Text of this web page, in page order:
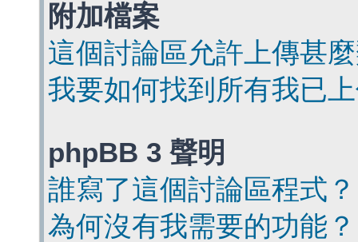
附加檔案
這個討論區允許上傳甚
我要如何找到所有我已
phpBB 3 聲明
誰寫了這個討論區程式？
為何沒有我需要的功能？